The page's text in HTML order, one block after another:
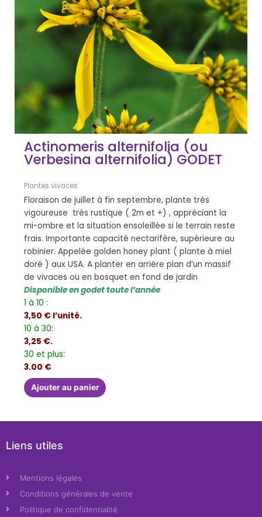
Actinomeris alternifolia (ou
Verbesina alternifolia) GODET
Plantes vivaces
Floraison de juillet à fin septembre, plante très
vigoureuse très rustique ( 2m et +) , appréciant la
mi-ombre et la situation ensoleillée si le terrain reste
frais. Importante capacité nectarifère, supérieure au
robinier. Appelée golden honey plant ( plante à miel
doré ) aux USA. A planter en arrière plan d’un massif
de vivaces ou en bosquet en fond de jardin
Disponible en godet toute l’année
1 à 10 :
3,50 € l’unité.
10 à 30:
3,25 €.
30 et plus:
3.00 €
Ajouter au panier
Liens utiles
Mentions légales
Conditions générales de vente
Politique de confidentialité